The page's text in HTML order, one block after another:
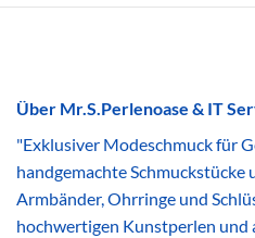
Über Mr.S.Perlenoase & IT
"Exklusiver Modeschmuck für
handgemachte Schmuckstücke
Armbänder, Ohrringe und
hochwertigen Kunstperlen